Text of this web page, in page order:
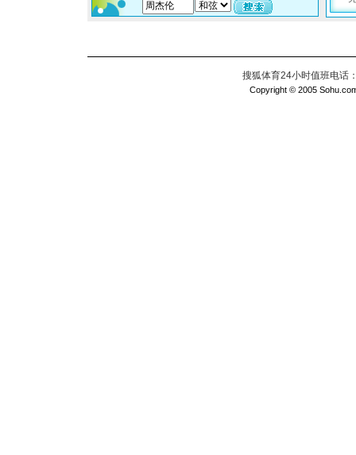
搜狐体育24小时值班电话
Copyright © 2005